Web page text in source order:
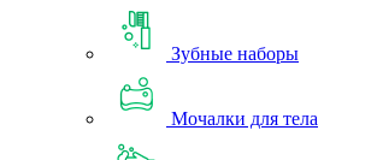
Зубные наборы
Мочалки для тела